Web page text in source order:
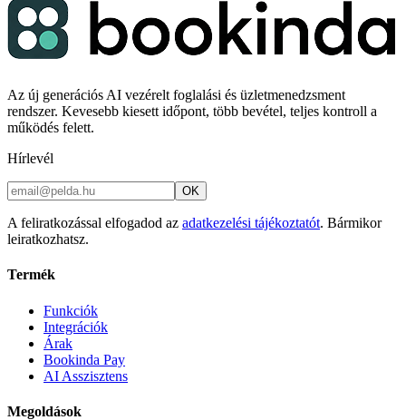
Az új generációs AI vezérelt foglalási és üzletmenedzsment
rendszer. Kevesebb kiesett időpont, több bevétel, teljes kontroll a
működés felett.
Hírlevél
OK
A feliratkozással elfogadod az adatkezelési tájékoztatót. Bármikor
leiratkozhatsz.
Termék
Funkciók
Integrációk
Árak
Bookinda Pay
AI Asszisztens
Megoldások